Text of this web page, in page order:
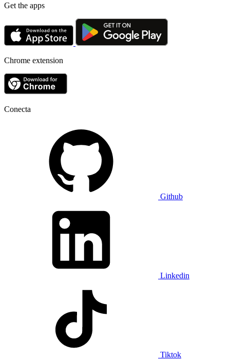
Get the apps
Chrome extension
Conecta
Github
Linkedin
Tiktok